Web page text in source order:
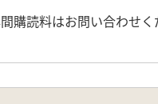
購読料はお問い合わせ